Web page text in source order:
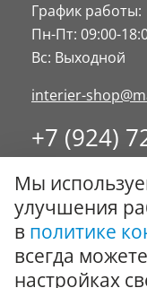
График работы:
Пн-Пт: 09:00-
Вс: Выходной
interier-
+7 (924)
8 (4234)
Заказать
© ООО "Стиль-
защищены.
Мы
улучшения
в политике
всегда
настройках